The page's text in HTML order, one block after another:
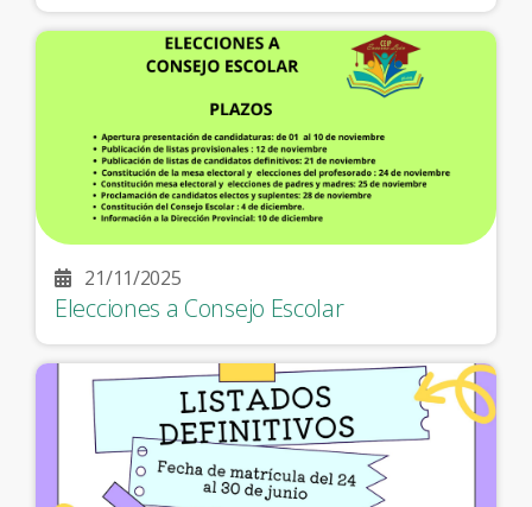
21/11/2025
Elecciones a Consejo Escolar